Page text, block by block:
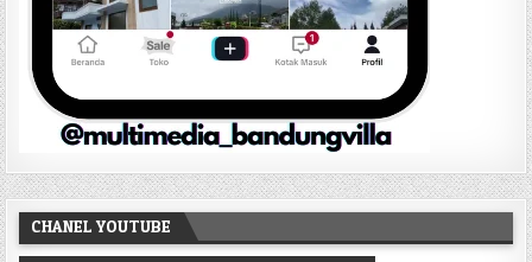
CHANEL YOUTUBE